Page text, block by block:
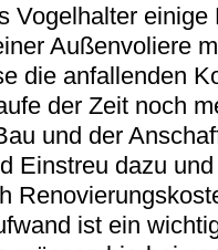
Vogelhalter
Außenvoliere
die anfallenden
der Zeit noch
und der
Einstreu dazu
ist ein